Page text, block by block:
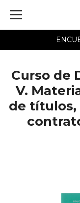
Curso de
V.
de títulos,